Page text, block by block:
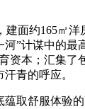
面约165㎡洋
”计谋中的最
资本；汇集了
青的呼应。
取舒服体验